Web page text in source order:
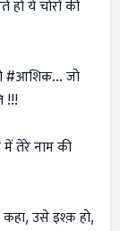
हो ये चोरों की
#आशिक… जो
!!!
में तेरे नाम की
उसे इश्क़ हो,